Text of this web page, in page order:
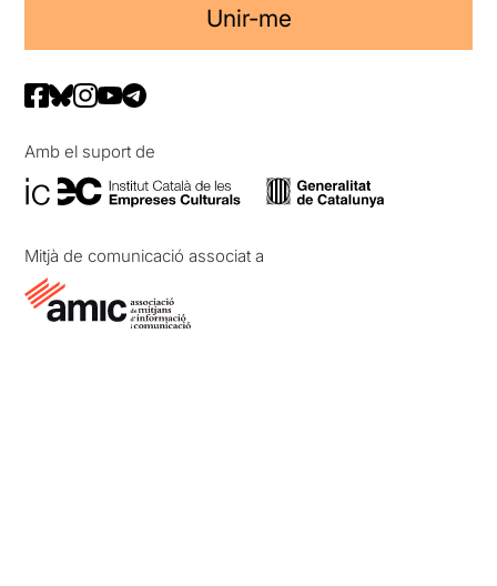
Unir-me
Amb el suport de
Mitjà de comunicació associat a